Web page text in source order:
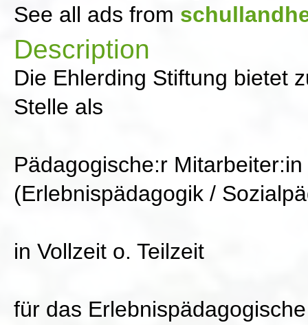
See all ads from
Description
Die Ehlerding Stiftung bietet
Stelle als
Pädagogische:r Mitarbeiter:in
(Erlebnispädagogik /
in Vollzeit o. Teilzeit
für das